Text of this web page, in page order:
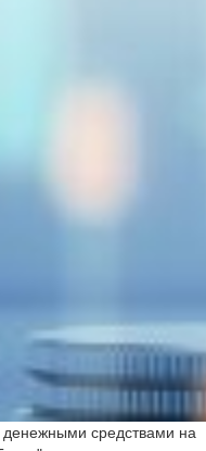
денежными средствами на